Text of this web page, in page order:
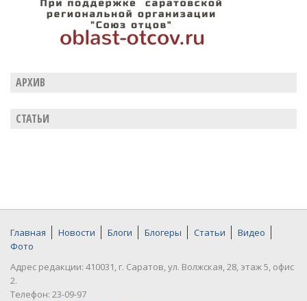
АРХИВ
СТАТЬИ
Главная Новости Блоги Блогеры Статьи
Видео
Фото
Адрес редакции: 410031, г. Саратов, ул. Волжская, 28, этаж 5, офис
2.
Телефон: 23-09-97